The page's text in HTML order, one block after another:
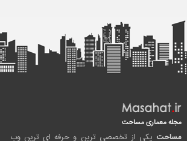
مجله معماری مساحت
مساحت یکی از تخصصی ترین و حرفه ای ترین وب